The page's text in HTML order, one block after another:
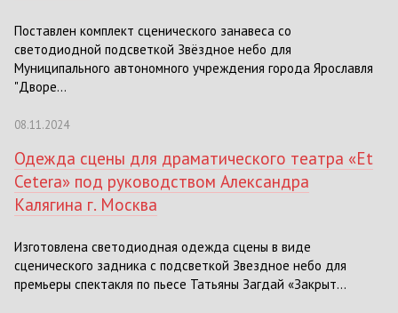
Поставлен комплект сценического занавеса со
светодиодной подсветкой Звёздное небо для
Муниципального автономного учреждения города Ярославля
"Дворе...
08.11.2024
Одежда сцены для драматического театра «Et
Cetera» под руководством Александра
Калягина г. Москва
Изготовлена светодиодная одежда сцены в виде
сценического задника с подсветкой Звездное небо для
премьеры спектакля по пьесе Татьяны Загдай «Закрыт...